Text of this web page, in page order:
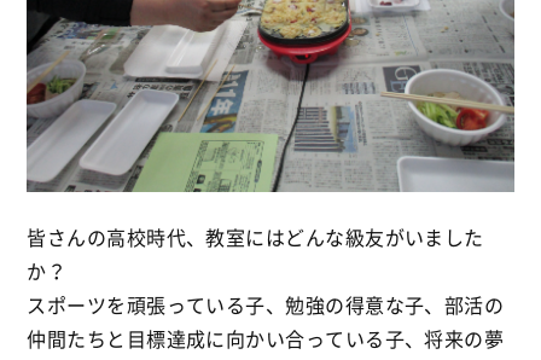
皆さんの高校時代、教室にはどんな級友がいました
か？
スポーツを頑張っている子、勉強の得意な子、部活の
仲間たちと目標達成に向かい合っている子、将来の夢